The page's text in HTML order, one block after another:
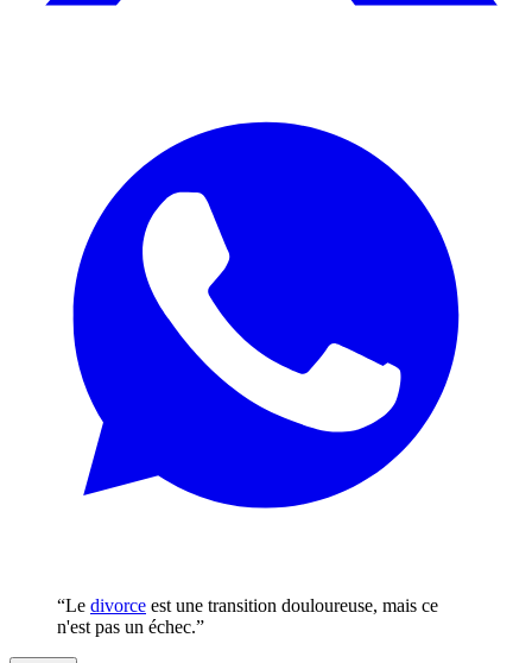
“Le divorce est une transition douloureuse, mais ce
n'est pas un échec.”